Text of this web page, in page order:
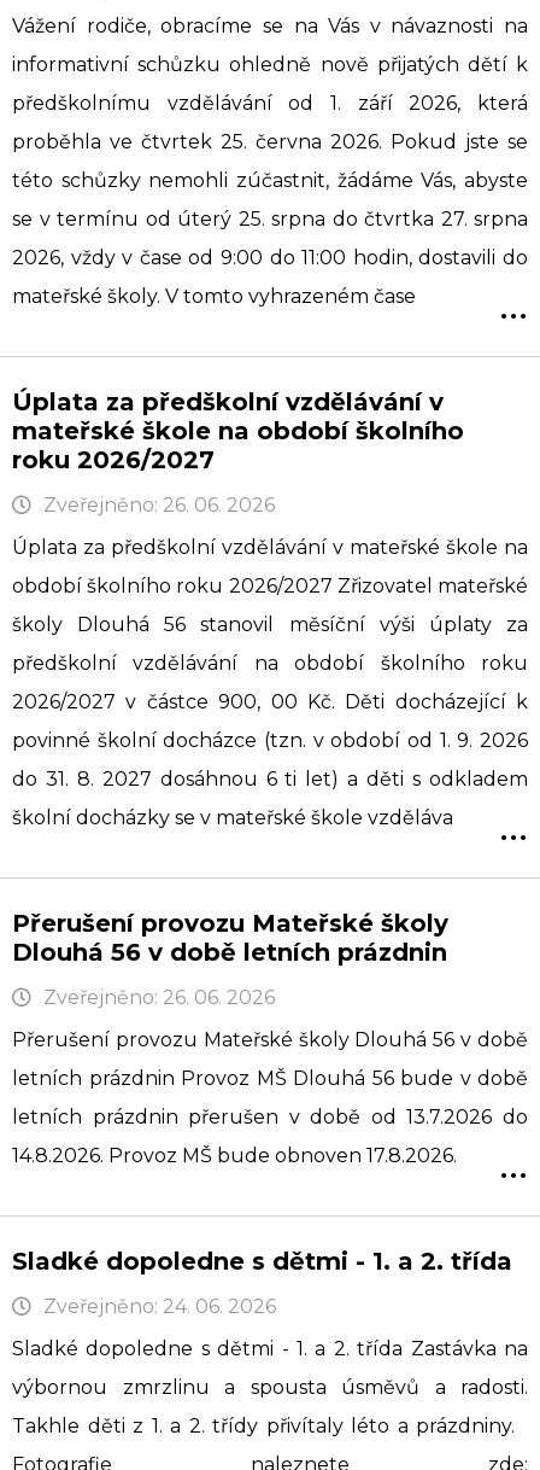
Vážení rodiče, obracíme se na Vás v návaznosti na
informativní schůzku ohledně nově přijatých dětí k
předškolnímu vzdělávání od 1. září 2026, která
proběhla ve čtvrtek 25. června 2026. Pokud jste se
této schůzky nemohli zúčastnit, žádáme Vás, abyste
se v termínu od úterý 25. srpna do čtvrtka 27. srpna
2026, vždy v čase od 9:00 do 11:00 hodin, dostavili do
mateřské školy. V tomto vyhrazeném čase
...
Úplata za předškolní vzdělávání v
mateřské škole na období školního
roku 2026/2027
Zveřejněno: 26. 06. 2026
Úplata za předškolní vzdělávání v mateřské škole na
období školního roku 2026/2027 Zřizovatel mateřské
školy Dlouhá 56 stanovil měsíční výši úplaty za
předškolní vzdělávání na období školního roku
2026/2027 v částce 900, 00 Kč. Děti docházející k
povinné školní docházce (tzn. v období od 1. 9. 2026
do 31. 8. 2027 dosáhnou 6 ti let) a děti s odkladem
školní docházky se v mateřské škole vzděláva
...
Přerušení provozu Mateřské školy
Dlouhá 56 v době letních prázdnin
Zveřejněno: 26. 06. 2026
Přerušení provozu Mateřské školy Dlouhá 56 v době
letních prázdnin Provoz MŠ Dlouhá 56 bude v době
letních prázdnin přerušen v době od 13.7.2026 do
14.8.2026. Provoz MŠ bude obnoven 17.8.2026.
...
Sladké dopoledne s dětmi - 1. a 2. třída
Zveřejněno: 24. 06. 2026
Sladké dopoledne s dětmi - 1. a 2. třída Zastávka na
výbornou zmrzlinu a spousta úsměvů a radosti.
Takhle děti z 1. a 2. třídy přivítaly léto a prázdniny.
Fotografie naleznete zde: